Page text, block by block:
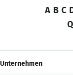
A B C
Q
Unternehmen